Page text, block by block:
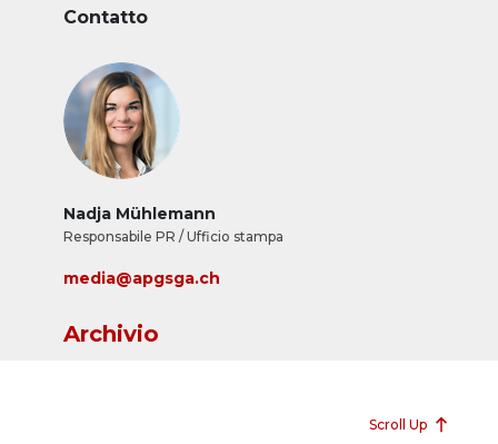
Contatto
Nadja Mühlemann
Responsabile PR / Ufficio stampa
media@apgsga.ch
Archivio
Scroll Up